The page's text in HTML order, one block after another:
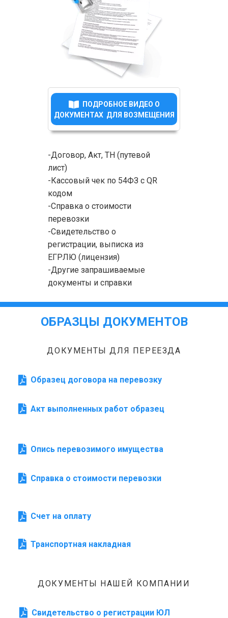
-Договор, Акт, ТН (путевой
лист)
-Кассовый чек по 54ФЗ с QR
кодом
-Справка о стоимости
перевозки
-Свидетельство о
регистрации, выписка из
ЕГРЛЮ (лицензия)
-Другие запрашиваемые
документы и справки
ПОДРОБНОЕ ВИДЕО О
ДОКУМЕНТАХ ДЛЯ ВОЗМЕЩЕНИЯ
ОБРАЗЦЫ ДОКУМЕНТОВ
ДОКУМЕНТЫ ДЛЯ ПЕРЕЕЗДА
Образец договора на перевозку
Акт выполненных работ образец
Опись перевозимого имущества
Справка о стоимости перевозки
Счет на оплату
Транспортная накладная
ДОКУМЕНТЫ НАШЕЙ КОМПАНИИ
Свидетельство о регистрации ЮЛ